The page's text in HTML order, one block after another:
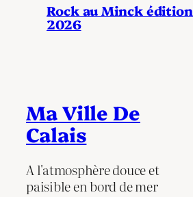
Rock au Minck édition
2026
Ma Ville De
Calais
A l'atmosphère douce et
paisible en bord de mer